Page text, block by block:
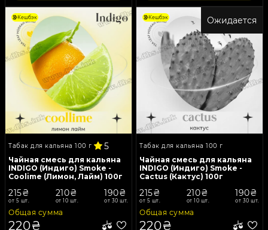
Кешбэк
Табак для кальяна 100 г 5
Чайная смесь для кальяна
INDIGO (Индиго) Smoke -
Coolime (Лимон, Лайм) 100г
215₴
от 5 шт.
210₴
от 10 шт.
190₴
от 30 шт.
Общая сумма
220₴
Ожидается
Кешбэк
Табак для кальяна 100 г
Чайная смесь для кальяна
INDIGO (Индиго) Smoke -
Cactus (Кактус) 100г
215₴
от 5 шт.
210₴
от 10 шт.
190₴
от 30 шт.
Общая сумма
220₴